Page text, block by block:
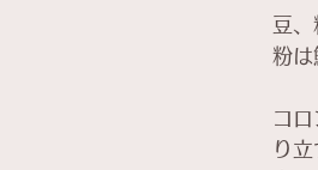
豆、
粉は
コ
り